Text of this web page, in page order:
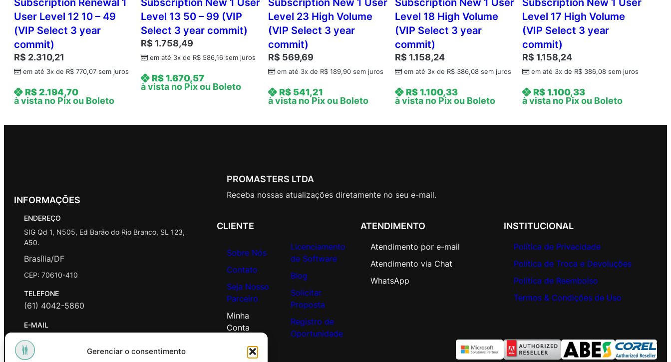
Gerenciar o consentimento
Subscription Renewal 1
User Level 12 10 – 49
(VIP Select 3 year
commit)
R$ 2.310,21
em até 3x de R$ 770,07 sem juros
R$2.194,70
à vista no Pix ou Boleto
Subscription New 1 User
Level 13 50 – 99 (VIP
Select 3 year commit)
R$ 1.758,49
em até 3x de R$ 586,16 sem juros
R$1.670,57
à vista no Pix ou Boleto
Subscription New 1 User
Level 23 High Volume
(VIP Select 3 year
commit)
R$ 569,69
em até 3x de R$189,90sem juros
R$541,21
à vista no Pix ou Boleto
Subscription New 1 User
Level 18 High Volume
(VIP Select 3 year
commit)
R$ 1.158,24
em até 3x de R$ 386,08 sem juros
R$1.100,33
à vista no Pix ou Boleto
Subscription New 1 User
Level 17 High Volume
(VIP Select 3 year
commit)
R$ 1.158,24
em até 3x de R$386,08sem juros
R$1.100,33
à vista no Pix ou Boleto
INFORMAÇÕES
ENDEREÇO
SIG Qd 1, N505, Ed Barão do Rio Branco, SL 123,
A50.
Brasília/DF
CEP: 70610-410
TELEFONE
(61) 4042-5860
E-MAIL
contato@promasters.net.br
HORÁRIO DE ATENDIMENTO
PROMASTERS LTDA
Receba nossas atualizações diretamente no seu e-mail.
CLIENTE
Sobre Nós
Contato
Seja Nosso
Parceiro
Minha
Conta
Licenciamento
de Software
Blog
Solicitar
Proposta
Registro de
Oportunidade
ATENDIMENTO
Atendimento por e-mail
Atendimento via Chat
WhatsApp
INSTITUCIONAL
Política de Privacidade
Política de Troca e Devoluções
Política de Reembolso
Termos & Condições de Uso